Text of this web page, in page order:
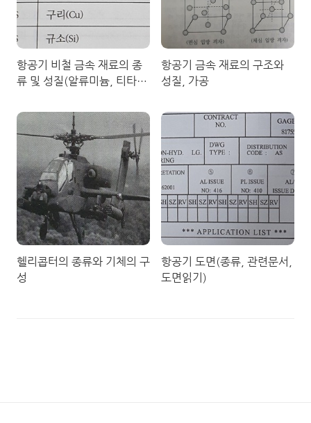
항공기 비철 금속 재료의 종
류 및 성질(알류미늄, 티타
금)
항공기 금속 재료의 구조와
성질, 가공
헬리콥터의 종류와 기체의 구
성
항공기 도면(종류, 관련문서,
도면읽기)